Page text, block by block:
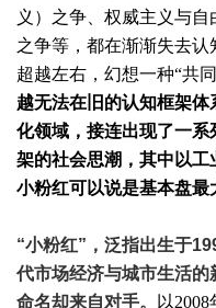
义）之争、权威主义与
之争等，都在渐渐失去
超越左右，幻想一种“共
越无法在旧的认知框架
化领域，接连出现了一
架的社会思潮，其中以
小粉红可以说是基本盘最
“小粉红”，泛指出生于
代市场经济与城市生活
命名却来自对手。
以